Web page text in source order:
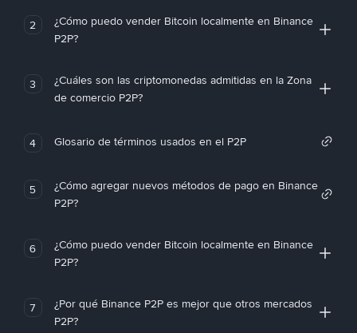
2
¿Cómo puedo vender Bitcoin localmente en Binance
P2P?
3
¿Cuáles son las criptomonedas admitidas en la Zona
de comercio P2P?
4 Glosario de términos usados en el P2P
5
¿Cómo agregar nuevos métodos de pago en Binance
P2P?
6
¿Cómo puedo vender Bitcoin localmente en Binance
P2P?
7
¿Por qué Binance P2P es mejor que otros mercados
P2P?